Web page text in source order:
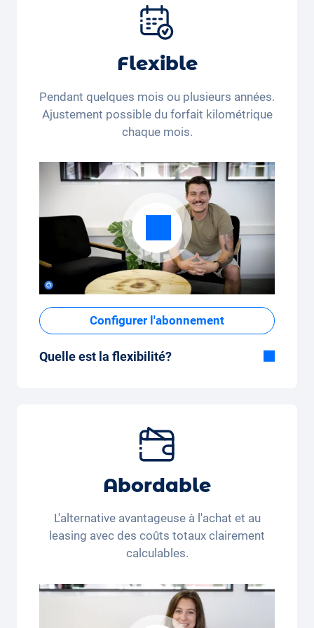
pneus et autres extras.
Flexible
Pendant quelques mois ou plusieurs années.
Ajustement possible du forfait kilométrique
chaque mois.
Configurer l'abonnement
Quelle est la flexibilité?
pendant quelques mois ou plusieurs années.
Forfait kilométrique mensuel flexible
mois (350 kilomètres) ou beaucoup de
forfait kilométrique peut être ajusté
confortablement sur l'application.
Abordable
L'alternative avantageuse à l'achat et au
leasing avec des coûts totaux clairement
calculables.